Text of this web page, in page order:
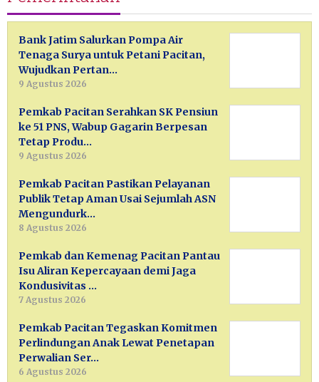
Bank Jatim Salurkan Pompa Air
Tenaga Surya untuk Petani Pacitan,
Wujudkan Pertan…
9 Agustus 2026
Pemkab Pacitan Serahkan SK Pensiun
ke 51 PNS, Wabup Gagarin Berpesan
Tetap Produ…
9 Agustus 2026
Pemkab Pacitan Pastikan Pelayanan
Publik Tetap Aman Usai Sejumlah ASN
Mengundurk…
8 Agustus 2026
Pemkab dan Kemenag Pacitan Pantau
Isu Aliran Kepercayaan demi Jaga
Kondusivitas …
7 Agustus 2026
Pemkab Pacitan Tegaskan Komitmen
Perlindungan Anak Lewat Penetapan
Perwalian Ser…
6 Agustus 2026